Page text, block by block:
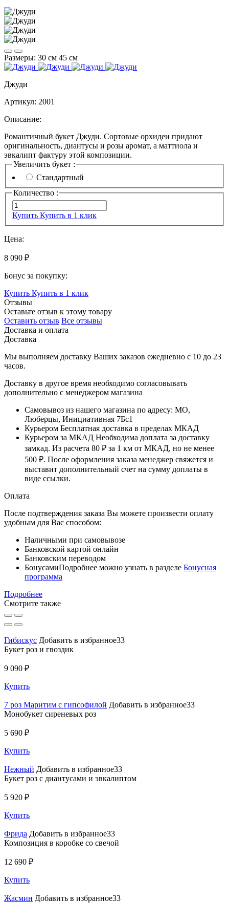
Размеры: 30 см 45 см
Джуди
Артикул: 2001
Описание:
Романтичный букет Джуди. Сортовые орхидеи придают
оригинальность, диантусы и розы аромат, а маттиола и
эвкалипт фактуру этой композиции.
Увеличить букет :
Стандартный
Количество :
Купить Купить в 1 клик
Цена:
8 090 ₽
Бонус за покупку:
Купить Купить в 1 клик
Отзывы
Оставьте отзыв к этому товару
Оставить отзыв Все отзывы
Доставка и оплата
Доставка
Мы выполняем доставку Ваших заказов ежедневно с 10 до 23
часов.
Доставку в другое время необходимо согласовывать
дополнительно с менеджером магазина
Самовывоз из нашего магазина по адресу: МО,
Люберцы, Инициативная 7Бс1
Курьером Бесплатная доставка в пределах МКАД
Курьером за МКАД Необходима доплата за доставку
замкад. Из расчета 80 ₽ за 1 км от МКАД, но не менее
500 ₽. После оформления заказа менеджер свяжется и
выставит дополнительный счет на сумму доплаты в
виде ссылки.
Оплата
После подтверждения заказа Вы можете произвести оплату
удобным для Вас способом:
Наличными при самовывозе
Банковской картой онлайн
Банковским переводом
БонусамиПодробнее можно узнать в разделе Бонусная
программа
Подробнее
Смотрите также
Гибискус Добавить в избранное33
Букет роз и гвоздик
9 090 ₽
Купить
7 роз Маритим с гипсофилой Добавить в избранное33
Монобукет сиреневых роз
5 690 ₽
Купить
Нежный Добавить в избранное33
Букет роз с диантусами и эвкалиптом
5 920 ₽
Купить
Фрида Добавить в избранное33
Композиция в коробке со свечой
12 690 ₽
Купить
Жасмин Добавить в избранное33